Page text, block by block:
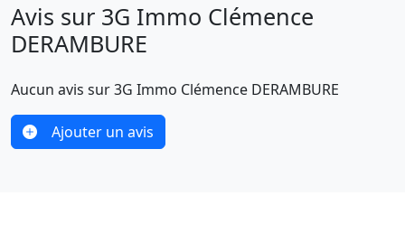
Avis sur 3G Immo Clémence
DERAMBURE
Aucun avis sur 3G Immo Clémence DERAMBURE
Ajouter un avis